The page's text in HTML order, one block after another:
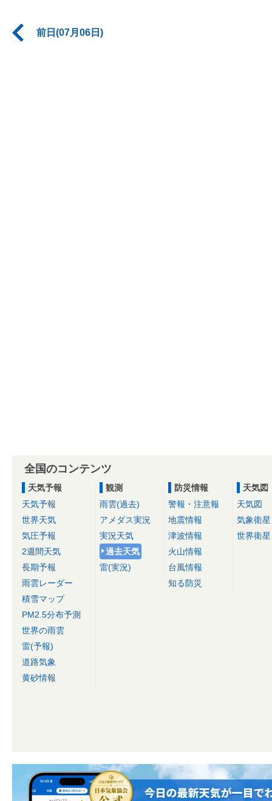
前日(07月06日)
全国のコンテンツ
天気予報
天気予報
世界天気
気圧予報
2週間天気
長期予報
雨雲レーダー
積雪マップ
PM2.5分布予測
世界の雨雲
雷(予報)
道路気象
黄砂情報
観測
雨雲(過去)
アメダス実況
実況天気
過去天気
雷(実況)
防災情報
警報・注意報
地震情報
津波情報
火山情報
台風情報
知る防災
天気図
天気図
気象衛星
世界衛星